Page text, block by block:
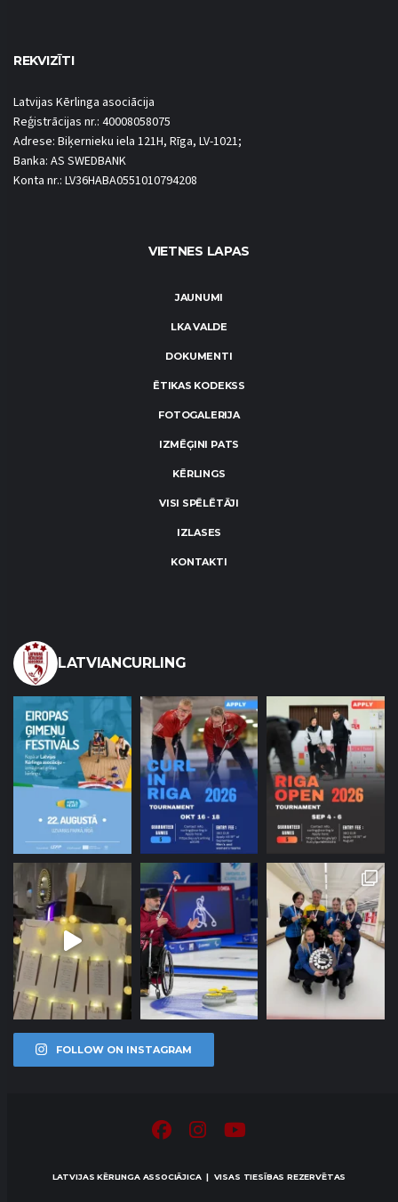
REKVIZĪTI
Latvijas Kērlinga asociācija
Reģistrācijas nr.: 40008058075
Adrese: Biķernieku iela 121H, Rīga, LV-1021;
Banka: AS SWEDBANK
Konta nr.: LV36HABA0551010794208
VIETNES LAPAS
JAUNUMI
LKA VALDE
DOKUMENTI
ĒTIKAS KODEKSS
FOTOGALERIJA
IZMĒĢINI PATS
KĒRLINGS
VISI SPĒLĒTĀJI
IZLASES
KONTAKTI
LATVIANCURLING
FOLLOW ON INSTAGRAM
LATVIJAS KĒRLINGA ASSOCIĀJICA | VISAS TIESĪBAS REZERVĒTAS